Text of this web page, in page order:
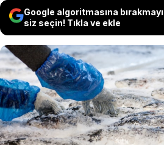
Google algoritmasına
siz seçin! Tıkla ve ekle
Almanya'da
ünlü balıkçı
çıkması